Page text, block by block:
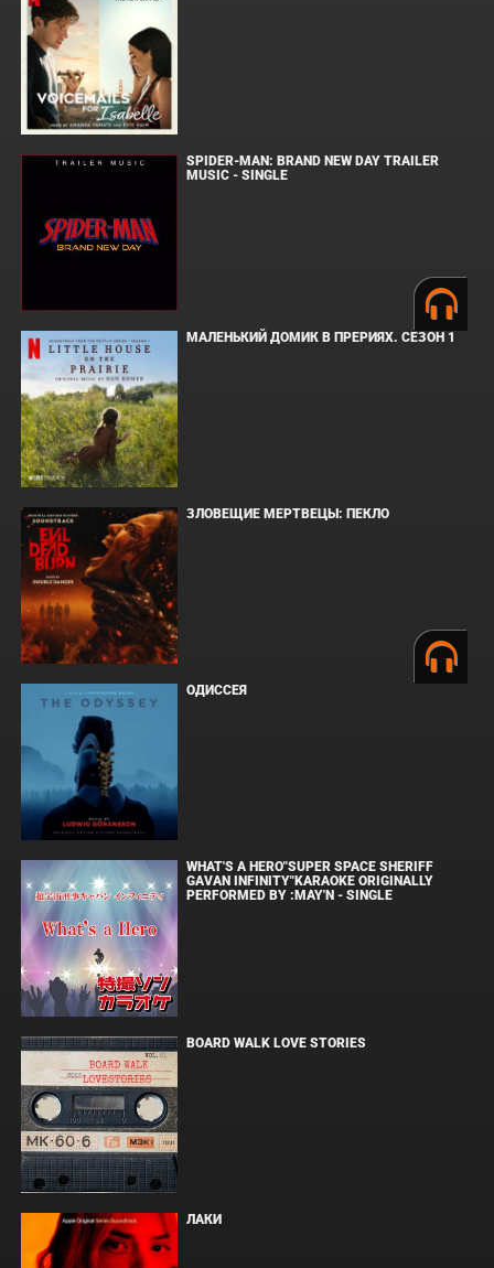
SPIDER-MAN: BRAND NEW DAY TRAILER
MUSIC - SINGLE
МАЛЕНЬКИЙ ДОМИК В ПРЕРИЯХ. СЕЗОН 1
ЗЛОВЕЩИЕ МЕРТВЕЦЫ: ПЕКЛО
ОДИССЕЯ
WHAT'S A HERO"SUPER SPACE SHERIFF
GAVAN INFINITY"KARAOKE ORIGINALLY
PERFORMED BY :MAY'N - SINGLE
BOARD WALK LOVE STORIES
ЛАКИ